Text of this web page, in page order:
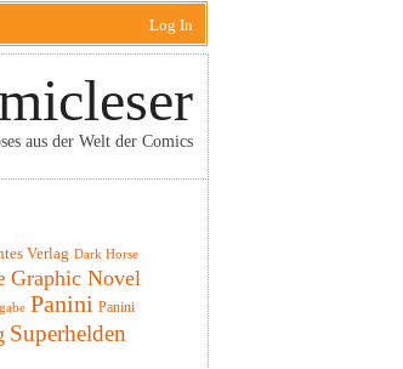
Log In
aus der Welt der Comics
Verlag Dark Horse
Graphic Novel
Panini Panini
Superhelden